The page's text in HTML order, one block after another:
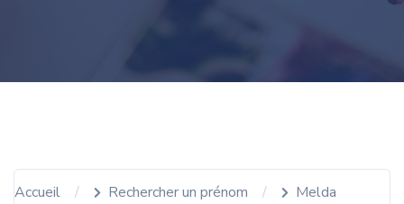
Accueil Rechercher un prénom Melda